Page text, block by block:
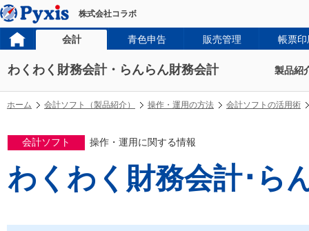
株式会社コラボ
会計 青色申告 販売管理 帳票印
わくわく財務会計・らんらん財務会計 製品紹
ホーム 会計ソフト（製品紹介） 操作・運用の方法 会計ソフトの活用術
会計ソフト 操作・運用に関する情報
わくわく財務会計･ら